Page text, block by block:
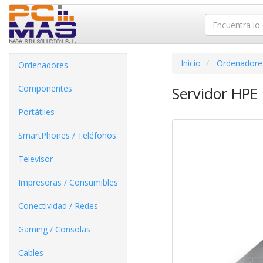
Ordenadores
Componentes
Portátiles
SmartPhones / Teléfonos
Televisor
Impresoras / Consumibles
Conectividad / Redes
Gaming / Consolas
Cables
Inicio
Servidor